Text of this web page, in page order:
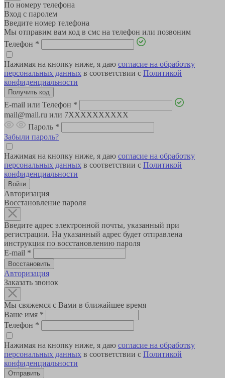
По номеру телефона
Вход с паролем
Введите номер телефона
Мы отправим вам код в смс на телефон или позвоним
Телефон *
Нажимая на кнопку ниже, я даю согласие на обработку
персональных данных в соответствии с Политикой
конфиденциальности
E-mail или Телефон *
mail@mail.ru или 7XXXXXXXXXX
Пароль *
Забыли пароль?
Нажимая на кнопку ниже, я даю согласие на обработку
персональных данных в соответствии с Политикой
конфиденциальности
Авторизация
Восстановление пароля
Введите адрес электронной почты, указанный при
регистрации. На указанный адрес будет отправлена
инструкция по восстановлению пароля
E-mail *
Авторизация
Заказать звонок
Мы свяжемся с Вами в ближайшее время
Ваше имя *
Телефон *
Нажимая на кнопку ниже, я даю согласие на обработку
персональных данных в соответствии с Политикой
конфиденциальности